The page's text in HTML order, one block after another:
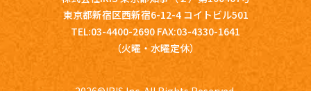
東京都新宿区西新宿6-12-4 コイトビル501
TEL:03-4400-2690 FAX:03-4330-1641
（火曜・水曜定休）